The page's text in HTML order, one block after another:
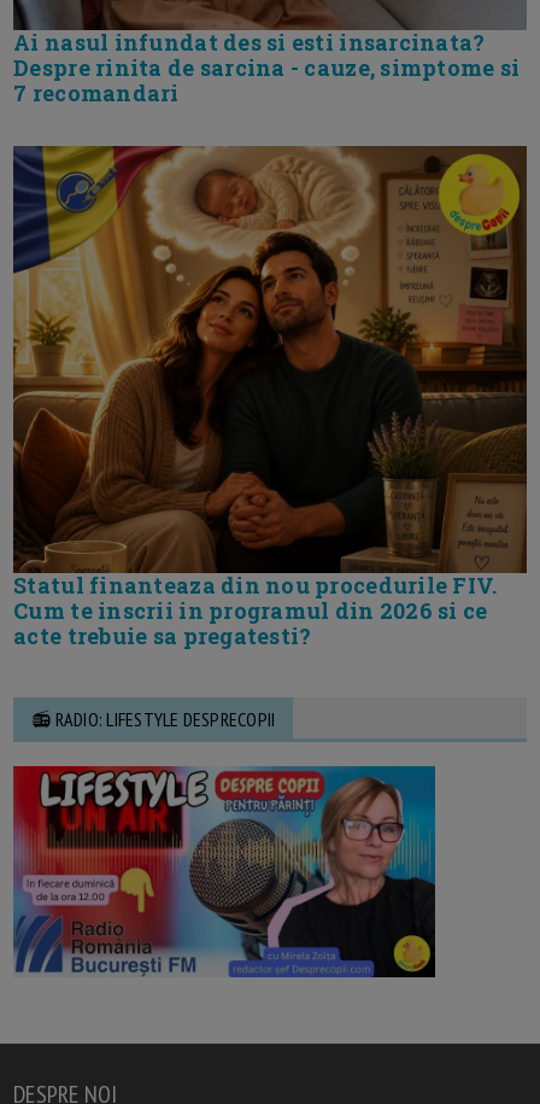
Ai nasul infundat des si esti insarcinata?
Despre rinita de sarcina - cauze, simptome si
7 recomandari
Statul finanteaza din nou procedurile FIV.
Cum te inscrii in programul din 2026 si ce
acte trebuie sa pregatesti?
📻 RADIO: LIFESTYLE DESPRECOPII
DESPRE NOI